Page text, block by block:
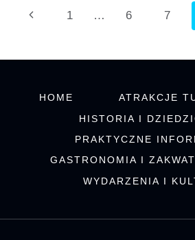
Nawigacja
Poprzednia
1 … 6 7
HOME
ATRAKCJE
HISTORIA I
PRAKTYCZNE
GASTRONOMIA I
WYDARZENIA I